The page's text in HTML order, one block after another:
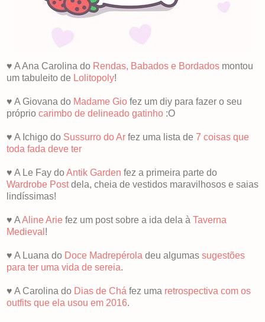
♥ A Ana Carolina do Rendas, Babados e Bordados montou
um tabuleito de Lolitopoly!
♥ A Giovana do Madame Gio fez um diy para fazer o seu
próprio carimbo de delineado gatinho :O
♥ A Ichigo do Sussurro do Ar fez uma lista de 7 coisas que
toda fada deve ter
♥ A Le Fay doAntik Garden fez a primeira parte do
Wardrobe Postdela, cheia de vestidos maravilhosos e saias
lindíssimas!
♥ AAline Arie fez um post sobre a ida dela à Taverna
Medieval !
♥ A Luana do Doce Madrepérola deu algumas sugestões
para ter uma vida de sereia.
♥ A Carolina do Dias de Chá fez uma retrospectiva com os
outfits que ela usou em 2016.